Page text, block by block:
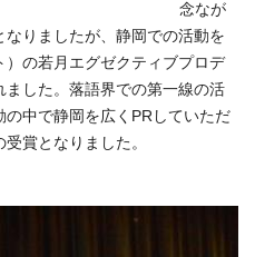
念なが
りましたが、静岡での活動を
の若月エグゼクティブプロデ
ました。落語界での第一線の活
中で静岡を広くPRしていただ
賞となりました。